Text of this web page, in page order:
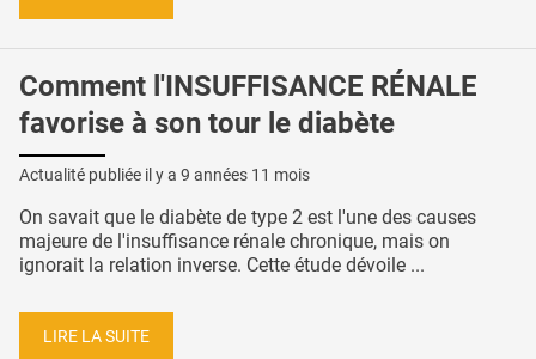
Comment l'INSUFFISANCE RÉNALE
favorise à son tour le diabète
Actualité publiée il y a 9 années 11 mois
On savait que le diabète de type 2 est l'une des causes
majeure de l'insuffisance rénale chronique, mais on
ignorait la relation inverse. Cette étude dévoile ...
LIRE LA SUITE